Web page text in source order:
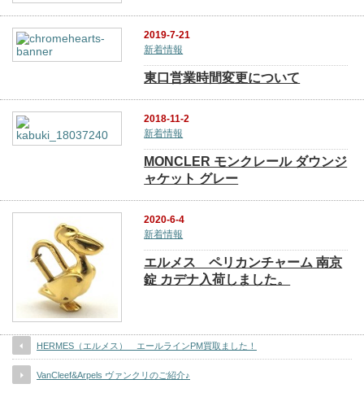
2019-7-21
新着情報
東口営業時間変更について
2018-11-2
新着情報
MONCLER モンクレール ダウンジ
ャケット グレー
2020-6-4
新着情報
エルメス ペリカンチャーム 南京
錠 カデナ入荷しました。
HERMES（エルメス） エールラインPM買取ました！
VanCleef&Arpels ヴァンクリのご紹介♪